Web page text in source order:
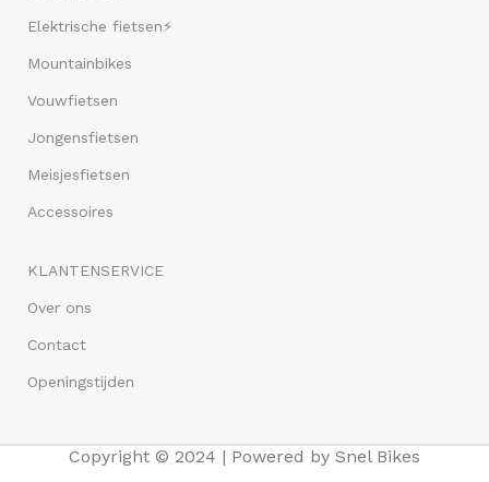
Elektrische fietsen⚡
Mountainbikes
Vouwfietsen
Jongensfietsen
Meisjesfietsen
Accessoires
KLANTENSERVICE
Over ons
Contact
Openingstijden
Copyright © 2024 | Powered by Snel Bikes